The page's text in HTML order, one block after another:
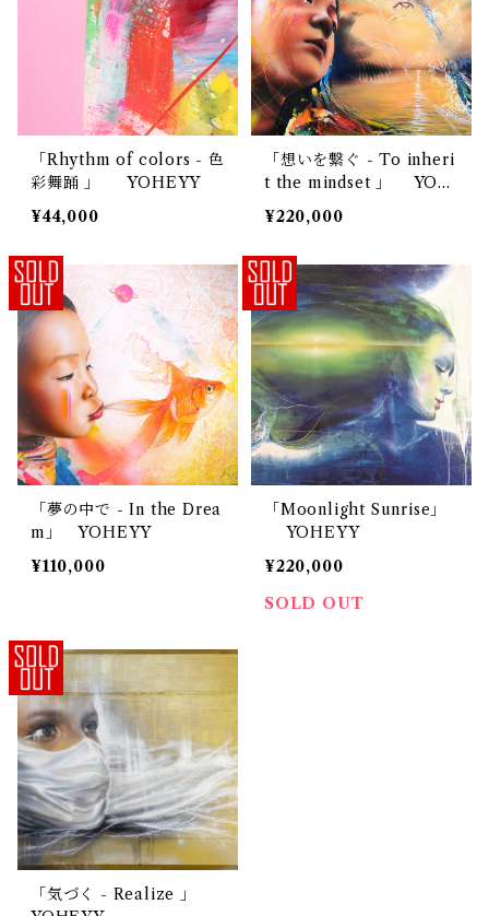
「Rhythm of colors - 色
彩舞踊 」 YOHEYY
¥44,000
「想いを繋ぐ - To inheri
t the mindset 」 YOH
EYY
¥220,000
「夢の中で - In the Drea
m」 YOHEYY
¥110,000
「Moonlight Sunrise」
YOHEYY
¥220,000
SOLD OUT
「気づく - Realize 」